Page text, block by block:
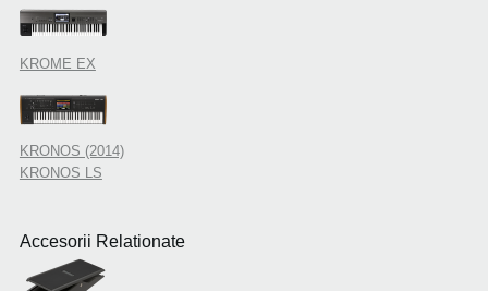
KROME EX
KRONOS (2014)
KRONOS LS
Accesorii Relationate